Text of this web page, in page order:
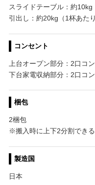
スライドテーブル：約10kg
引出し：約20kg（1杯あたり
コンセント
上台オープン部分：2口コ
下台家電収納部分：2口コ
梱包
2梱包
※搬入時に上下2分割できる
製造国
日本